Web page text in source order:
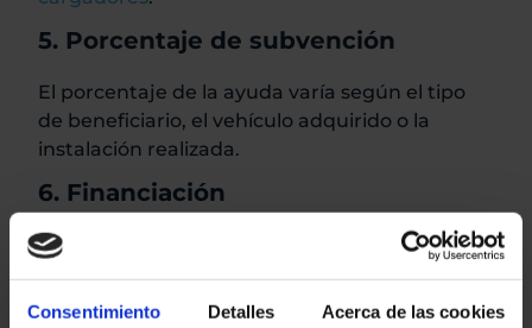
Consentimiento Detalles Acerca de las cookies
5. Porcentaje de subvención
El porcentaje de la ayuda varía según el tipo
de beneficiario, el vehículo adquirido o la
instalación realizada.
6. Financiación
Las ayudas están financiadas con fondos
limitado.